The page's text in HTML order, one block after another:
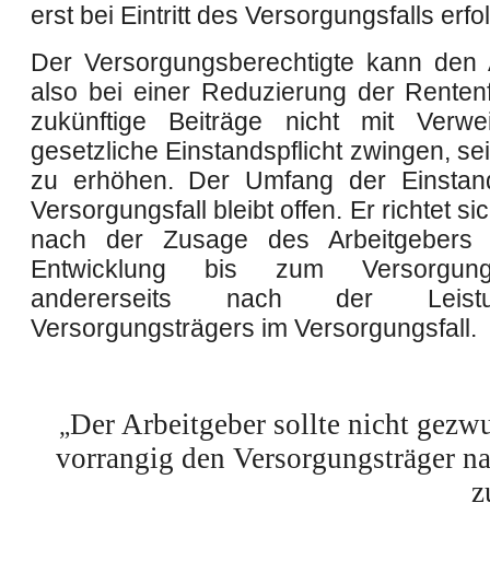
erst bei Eintritt des Versorgungsfalls
Der Versorgungsberechtigte kann den
also bei einer Reduzierung der
zukünftige Beiträge nicht mit
gesetzliche Einstandspflicht zwingen,
zu erhöhen. Der Umfang der
Versorgungsfall bleibt offen. Er richtet
nach der Zusage des Arbeitgebers
Entwicklung bis zum
andererseits nach der
Versorgungsträgers im Versorgungsfall.
„Der Arbeitgeber sollte nicht
vorrangig den Versorgungsträger